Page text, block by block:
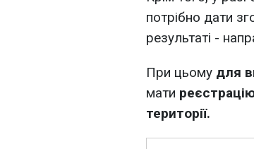
потрібно дати
результаті -
При цьому для
мати
території.